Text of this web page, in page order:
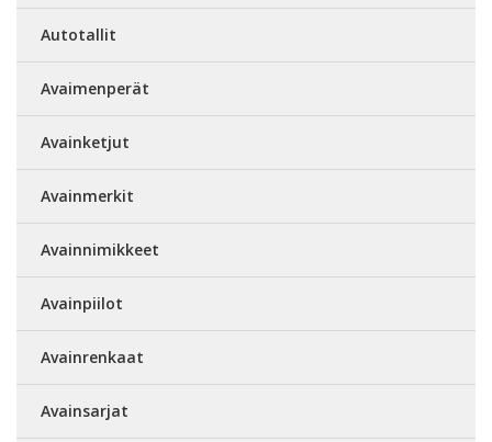
Autotallit
Avaimenperät
Avainketjut
Avainmerkit
Avainnimikkeet
Avainpiilot
Avainrenkaat
Avainsarjat